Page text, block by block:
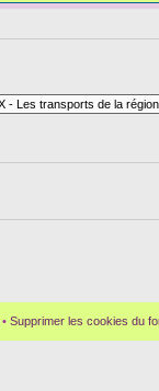
• Supprimer les cookies du